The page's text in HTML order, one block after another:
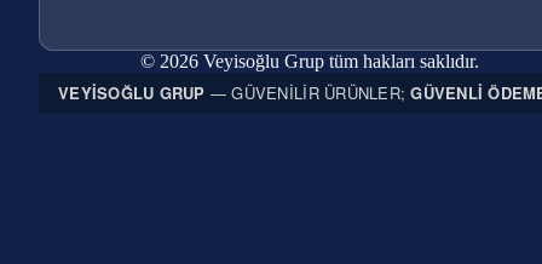
© 2026 Veyisoğlu Grup tüm hakları saklıdır.
VEYISOĞLU GRUP — GÜVENILIR ÜRÜNLER;GÜVENLI